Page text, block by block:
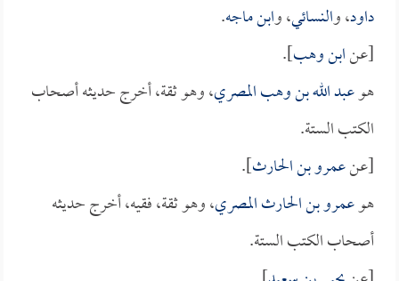
داود، والنسائي، وابن ماجه.
[عنابن وهب].
هوعبد الله بن وهب المصري، وهو ثقة، أخرج حديثه أصحاب
الكتب الستة.
[عنعمرو بن الحارث].
هوعمرو بن الحارث المصري، وهو ثقة، فقيه، أخرج حديثه
أصحاب الكتب الستة.